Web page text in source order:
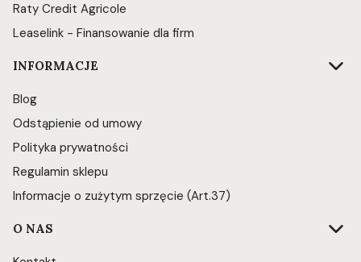
Raty Credit Agricole
Leaselink - Finansowanie dla firm
INFORMACJE
Blog
Odstąpienie od umowy
Polityka prywatności
Regulamin sklepu
Informacje o zużytym sprzęcie (Art.37)
O NAS